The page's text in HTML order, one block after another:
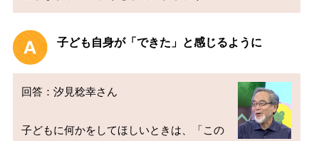
子ども自身が「できた」と感じるように
回答：汐見稔幸さん
子どもに何かをしてほしいときは、「この